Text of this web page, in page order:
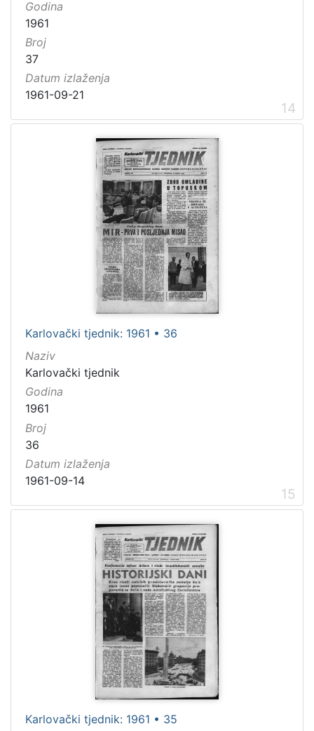
Godina
1961
Broj
37
Datum izlaženja
1961-09-21
14
Karlovački tjednik: 1961 • 36
Naziv
Karlovački tjednik
Godina
1961
Broj
36
Datum izlaženja
1961-09-14
15
Karlovački tjednik: 1961 • 35